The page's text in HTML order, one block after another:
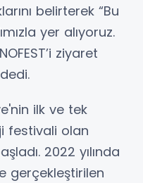
belirterek “Bu
yer alıyoruz.
ziyaret
ilk ve tek
festivali olan
2022 yılında
gerçekleştirilen